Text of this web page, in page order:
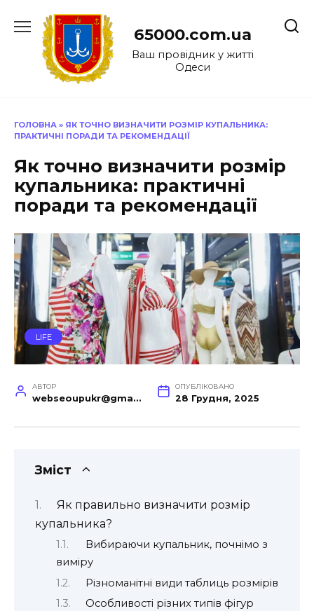
до
65000.com.ua
Ваш провідник у житті
Одеси
ГОЛОВНА » ЯК ТОЧНО ВИЗНАЧИТИ РОЗМІР КУПАЛЬНИКА:
ПРАКТИЧНІ ПОРАДИ ТА РЕКОМЕНДАЦІЇ
Як точно визначити розмір
купальника: практичні
поради та рекомендації
LIFE
АВТОР
webseoupukr@gmail.com
ОПУБЛІКОВАНО
28 Грудня, 2025
Зміст
Як правильно визначити розмір
купальника?
Вибираючи купальник, почнімо з
виміру
Різноманітні види таблиць розмірів
Особливості різних типів фігур